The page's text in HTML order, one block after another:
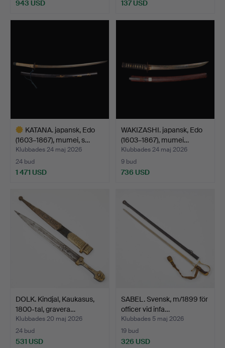
943 USD 137 USD
KATANA. japansk, Edo
(1603–1867), mumei, s…
Klubbades 24 maj 2026
24 bud
1 471 USD
föremål
WAKIZASHI. japansk, Edo
(1603–1867), mumei…
Klubbades 24 maj 2026
9 bud
736 USD
DOLK. Kindjal, Kaukasus,
1800-tal, gravera…
Klubbades 20 maj 2026
24 bud
531 USD
SABEL. Svensk, m/1899 för
officer vid infa…
Klubbades 5 maj 2026
19 bud
326 USD